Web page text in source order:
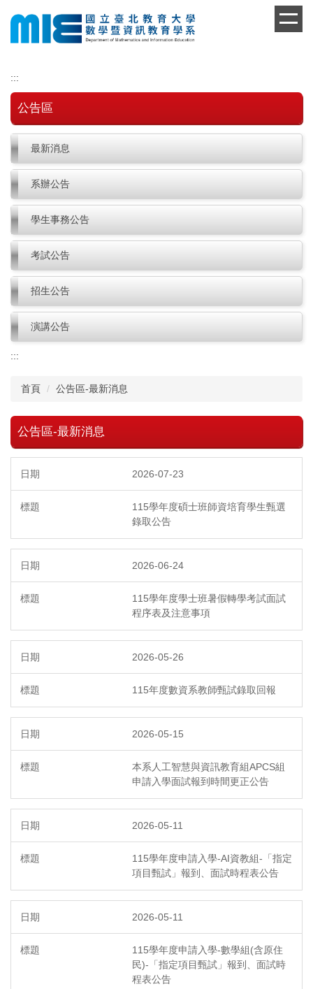
到
容
區
:::
公告區
最新消息
系辦公告
學生事務公告
考試公告
招生公告
演講公告
:::
首頁 公告區-最新消息
公告區-最新消息
2026-07-23
115學年度碩士班師資培育學生甄選
錄取公告
2026-06-24
115學年度學士班暑假轉學考試面試
程序表及注意事項
2026-05-26
115年度數資系教師甄試錄取回報
2026-05-15
本系人工智慧與資訊教育組APCS組
申請入學面試報到時間更正公告
2026-05-11
115學年度申請入學-AI資教組-「指定
項目甄試」報到、面試時程表公告
2026-05-11
115學年度申請入學-數學組(含原住
民)-「指定項目甄試」報到、面試時
程表公告